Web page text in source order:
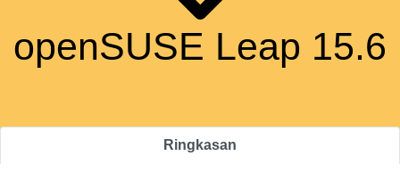
openSUSE Leap 15.6
Ringkasan